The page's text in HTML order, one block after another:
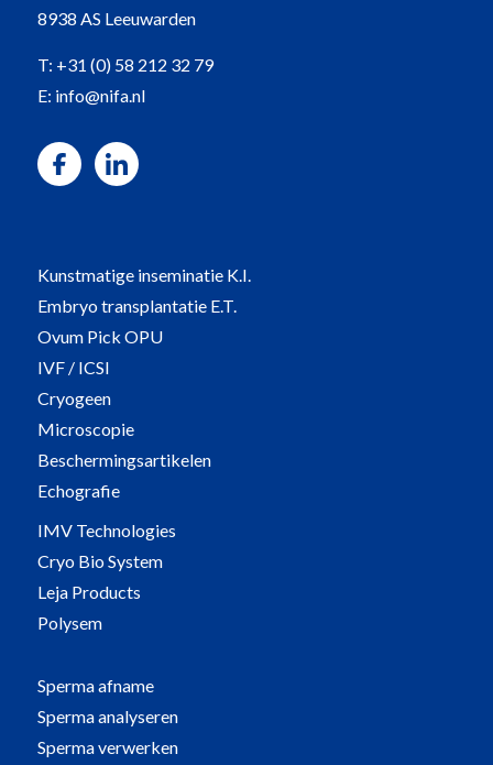
8938 AS Leeuwarden
T: +31 (0) 58 212 32 79
E: info@nifa.nl
Kunstmatige inseminatie K.I.
Embryo transplantatie E.T.
Ovum Pick OPU
IVF / ICSI
Cryogeen
Microscopie
Beschermingsartikelen
Echografie
IMV Technologies
Cryo Bio System
Leja Products
Polysem
Sperma afname
Sperma analyseren
Sperma verwerken